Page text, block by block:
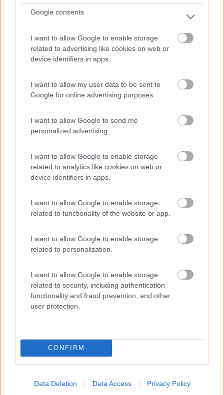
Google consents
I want to allow Google to enable storage
related to advertising like cookies on web or
device identifiers in apps.
I want to allow my user data to be sent to
Google for online advertising purposes.
I want to allow Google to send me
personalized advertising.
I want to allow Google to enable storage
related to analytics like cookies on web or
device identifiers in apps.
I want to allow Google to enable storage
related to functionality of the website or app.
I want to allow Google to enable storage
related to personalization.
I want to allow Google to enable storage
related to security, including authentication
functionality and fraud prevention, and other
user protection.
CONFIRM
Data Deletion Data Access Privacy Policy
Plan de ville
Area di sosta (PS)
Parking autocars
Servizi / Posizione
A 1,6 km dal centro, parcheggio misto con pullman, a
Chanaz - 29.4km
796 Rte de L'ecluse